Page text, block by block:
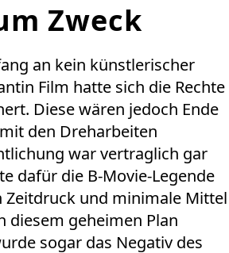
Zweck
an kein künstlerischer
Film hatte sich die Rechte
Diese wären jedoch Ende
den Dreharbeiten
war vertraglich gar
dafür die B-Movie-Legende
Zeitdruck und minimale Mittel
diesem geheimen Plan
sogar das Negativ des